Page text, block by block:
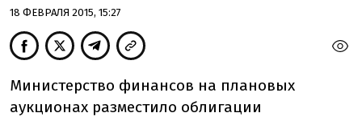
18 ФЕВРАЛЯ 2015, 15:27
Министерство финансов на плановых
аукционах разместило облигации